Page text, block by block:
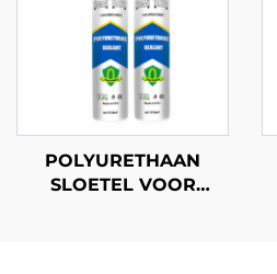
POLYURETHAAN
SLOETEL VOOR